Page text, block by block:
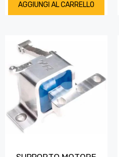
AGGIUNGI AL CARRELLO